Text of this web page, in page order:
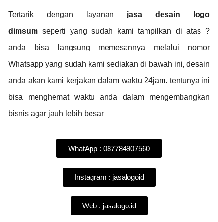
Tertarik dengan layanan jasa desain logo
dimsum seperti yang sudah kami tampilkan di atas ?
anda bisa langsung memesannya melalui nomor
Whatsapp yang sudah kami sediakan di bawah ini, desain
anda akan kami kerjakan dalam waktu 24jam. tentunya ini
bisa menghemat waktu anda dalam mengembangkan
bisnis agar jauh lebih besar
WhatApp : 087784907560
Instagram : jasalogoid
Web : jasalogo.id